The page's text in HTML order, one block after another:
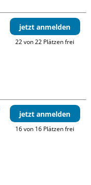
jetzt anmelden
22 von 22 Plätzen frei
jetzt anmelden
16 von 16 Plätzen frei